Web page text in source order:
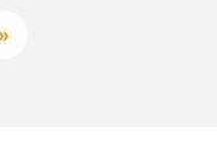
»